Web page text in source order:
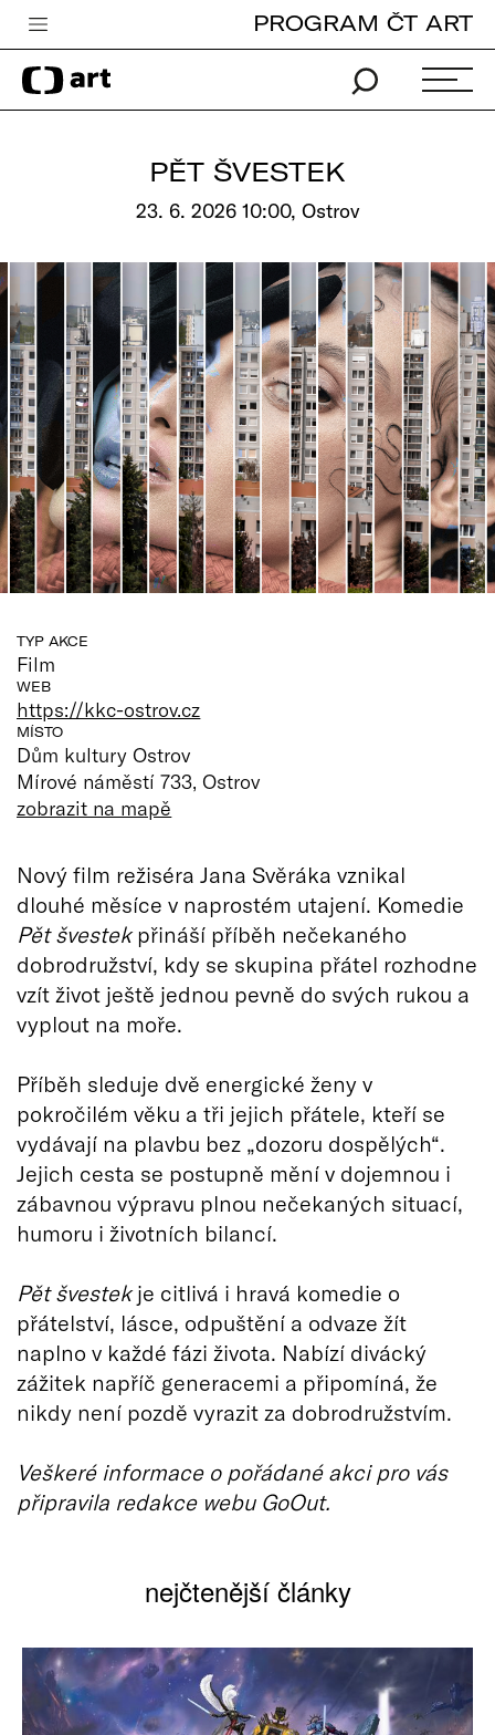
Česká televize
Zpravodajství
Pro děti
edu
Vše o ČT
PROGRAM ČT ART
PĚT ŠVESTEK
23. 6. 2026 10:00, Ostrov
TYP AKCE
Film
WEB
https://kkc-ostrov.cz
MÍSTO
Dům kultury Ostrov
Mírové náměstí 733, Ostrov
zobrazit na mapě
Nový film režiséra Jana Svěráka vznikal
dlouhé měsíce v naprostém utajení. Komedie
Pět švestekpřináší příběh nečekaného
dobrodružství, kdy se skupina přátel rozhodne
vzít život ještě jednou pevně do svých rukou a
vyplout na moře.
Příběh sleduje dvě energické ženy v
pokročilém věku a tři jejich přátele, kteří se
vydávají na plavbu bez „dozoru dospělých“.
Jejich cesta se postupně mění v dojemnou i
zábavnou výpravu plnou nečekaných situací,
humoru i životních bilancí.
Pět švestekje citlivá i hravá komedie o
přátelství, lásce, odpuštění a odvaze žít
naplno v každé fázi života. Nabízí divácký
zážitek napříč generacemi a připomíná, že
nikdy není pozdě vyrazit za dobrodružstvím.
Veškeré informace o pořádané akci pro vás
připravila redakce webu GoOut.
nejčtenější články